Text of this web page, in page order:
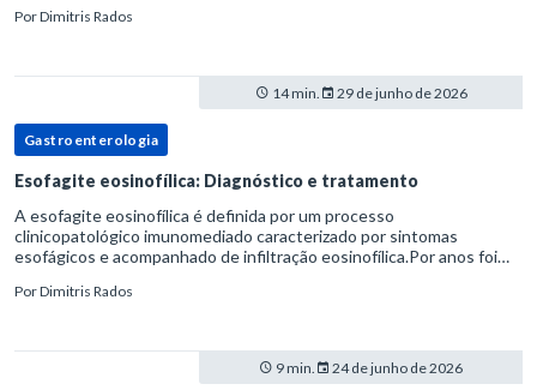
PorDimitris Rados
14 min. 29 de junho de 2026
Gastroenterologia
Esofagite eosinofílica: Diagnóstico e tratamento
A esofagite eosinofílica é definida por um processo
clinicopatológico imunomediado caracterizado por sintomas
esofágicos e acompanhado de infiltração eosinofílica.Por anos foi
refluxo gastr
PorDimitris Rados
9 min. 24 de junho de 2026